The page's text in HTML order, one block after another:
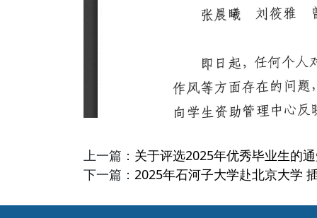
上一篇： 关于评选2025年优秀毕业生的
下一篇： 2025年石河子大学赴北京大学